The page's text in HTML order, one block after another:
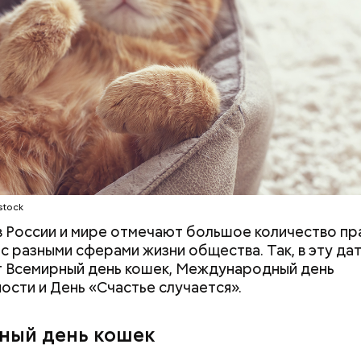
России и мире отмечают большое количество
с разными сферами жизни общества. Так, в эту
Всемирный день кошек, Международный день
и День «Счастье случается».
день кошек
день холостяка
порезанные кубиками, нужно легко обжарить на
К ним добавляются зелень петрушки, чеснок,